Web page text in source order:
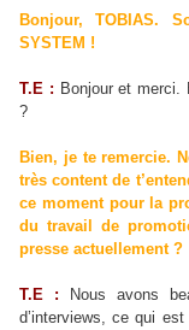
Bonjour, TOBIAS.
SYSTEM !
T.E : Bonjour et
?
Bien, je te remercie.
très content de
ce moment pour la
du travail de
presse actuellement ?
T.E : Nous avons
d’interviews, ce qui